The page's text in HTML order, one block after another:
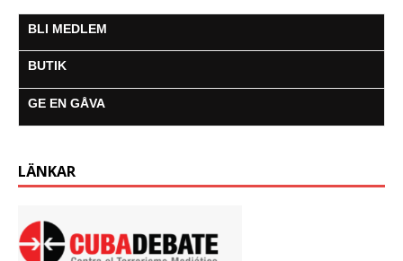
BLI MEDLEM
BUTIK
GE EN GÅVA
LÄNKAR